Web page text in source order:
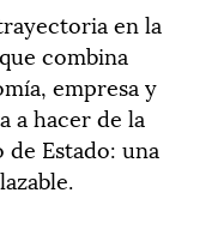
en la
combina
empresa y
a hacer de la
Estado: una